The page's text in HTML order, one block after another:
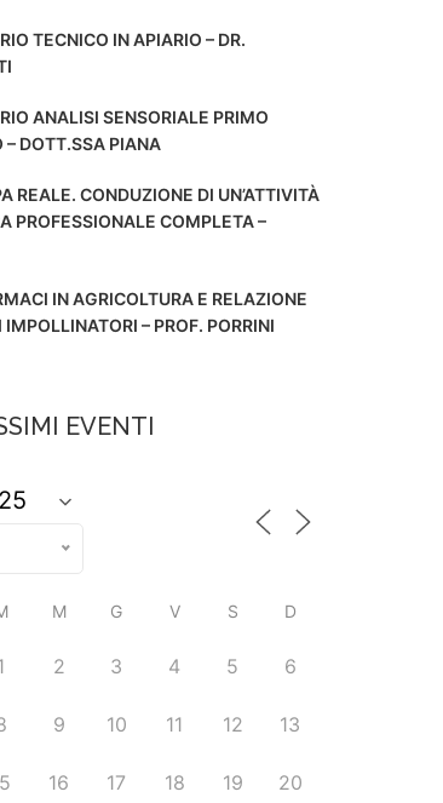
TECNICO IN APIARIO – DR.
ANALISI SENSORIALE PRIMO
– DOTT.SSA PIANA
REALE. CONDUZIONE DI UN’ATTIVITÀ
PROFESSIONALE COMPLETA –
IN AGRICOLTURA E RELAZIONE
IMPOLLINATORI – PROF. PORRINI
EVENTI
M G V S D
2 3 4 5 6
9 10 11 12 13
16 17 18 19 20